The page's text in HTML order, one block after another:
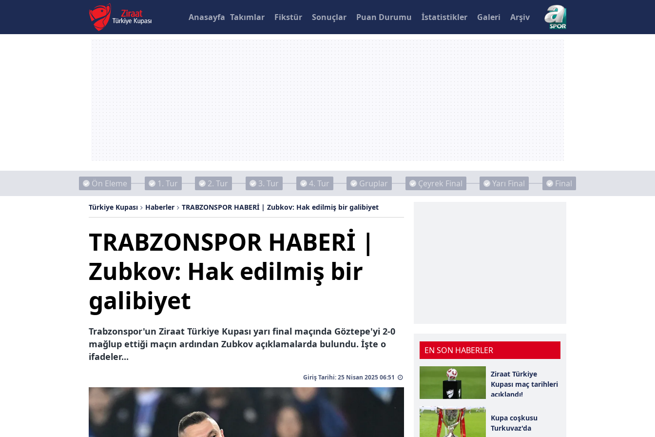
Anasayfa Takımlar Fikstür Sonuçlar Puan Durumu İstatistikler Galeri Arşiv
Ön Eleme 1. Tur 2. Tur 3. Tur 4. Tur Gruplar Çeyrek Final Yarı Final Final
Türkiye Kupası Haberler TRABZONSPOR HABERİ | Zubkov: Hak edilmiş bir galibiyet
TRABZONSPOR HABERİ |
Zubkov: Hak edilmiş bir
galibiyet
Trabzonspor'un Ziraat Türkiye Kupası yarı final maçında Göztepe'yi 2-0
mağlup ettiği maçın ardından Zubkov açıklamalarda bulundu. İşte o
ifadeler...
Giriş Tarihi: 25 Nisan 2025 06:51
EN SON HABERLER
Ziraat Türkiye
Kupası maç tarihleri
açıklandı!
Kupa coşkusu
Turkuvaz'da